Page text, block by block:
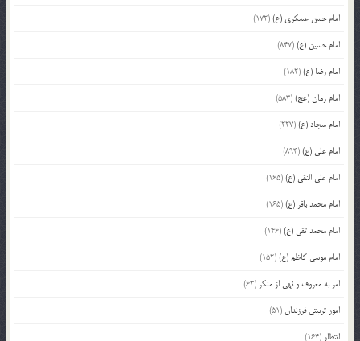
امام حسن عسکری (ع)(172)
امام حسین (ع)(847)
امام رضا (ع)(182)
امام زمان (عج)(583)
امام سجاد (ع)(227)
امام علی (ع)(894)
امام علی النقی (ع)(165)
امام محمد باقر (ع)(165)
امام محمد تقی (ع)(146)
امام موسی کاظم (ع)(152)
امر به معروف و نهی از منکر (63)
امور تربیتی فرزندان(51)
انتظار (164)